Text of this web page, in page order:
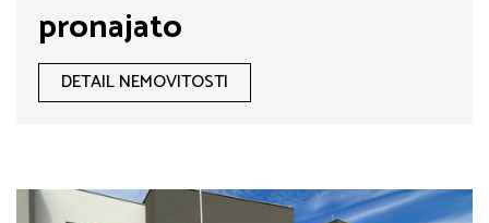
pronajato
DETAIL NEMOVITOSTI